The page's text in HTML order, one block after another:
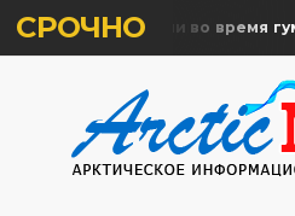
СРОЧНО
жертв почтили во время